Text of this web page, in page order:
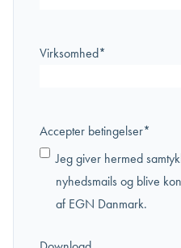
Virksomhed*
Accepter betingelser*
Jeg giver hermed
nyhedsmails og blive
af EGN Danmark.